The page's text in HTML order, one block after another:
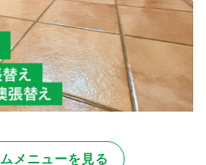
メニューを見る